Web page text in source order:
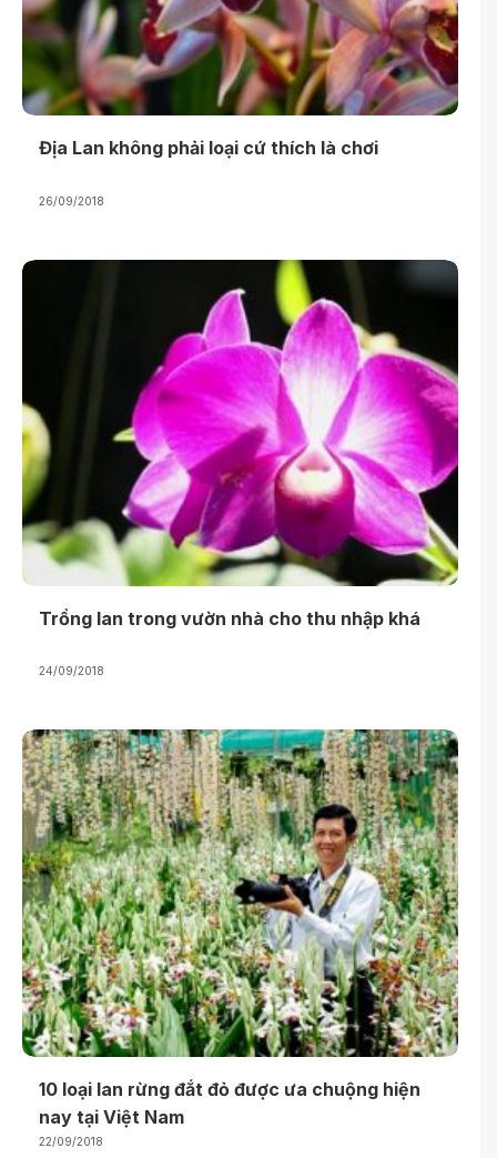
Địa Lan không phải loại cứ thích là chơi
26/09/2018
Trồng lan trong vườn nhà cho thu nhập khá
24/09/2018
10 loại lan rừng đắt đỏ được ưa chuộng hiện
nay tại Việt Nam
22/09/2018